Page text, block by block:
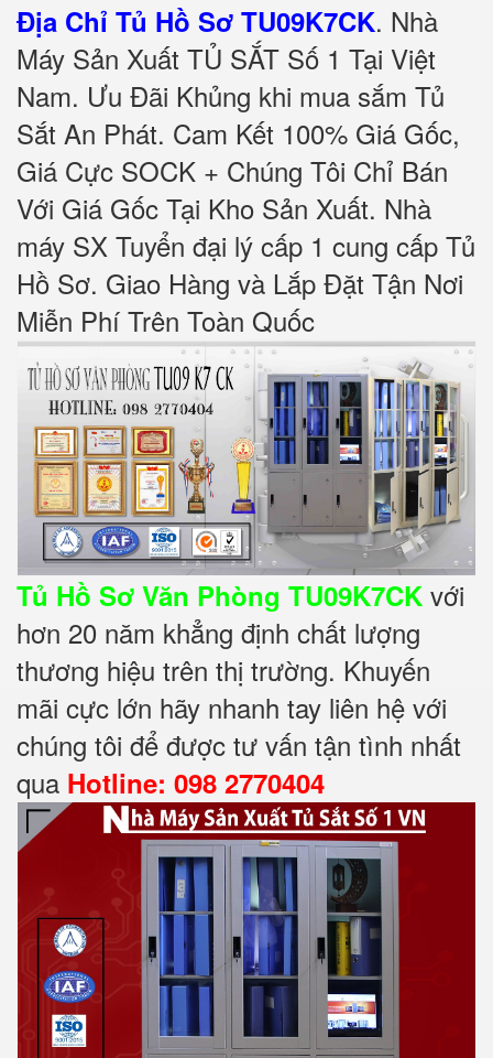
Địa Chỉ Tủ Hồ Sơ TU09K7CK. Nhà
Máy Sản Xuất TỦ SẮT Số 1 Tại Việt
Nam. Ưu Đãi Khủng khi mua sắm Tủ
Sắt An Phát. Cam Kết 100% Giá Gốc,
Giá Cực SOCK + Chúng Tôi Chỉ Bán
Với Giá Gốc Tại Kho Sản Xuất. Nhà
máy SX Tuyển đại lý cấp 1 cung cấp Tủ
Hồ Sơ. Giao Hàng và Lắp Đặt Tận Nơi
Miễn Phí Trên Toàn Quốc
Tủ Hồ Sơ Văn Phòng TU09K7CK với
hơn 20 năm khẳng định chất lượng
thương hiệu trên thị trường. Khuyến
mãi cực lớn hãy nhanh tay liên hệ với
chúng tôi để được tư vấn tận tình nhất
qua Hotline: 098 2770404